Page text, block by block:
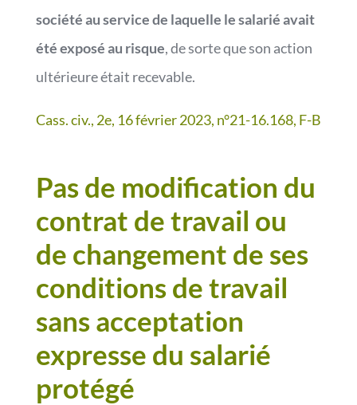
société au service de laquelle le salarié avait
été exposé au risque, de sorte que son action
ultérieure était recevable.
Cass. civ., 2e, 16 février 2023, n°21-16.168, F-B
Pas de modification du
contrat de travail ou
de changement de ses
conditions de travail
sans acceptation
expresse du salarié
protégé